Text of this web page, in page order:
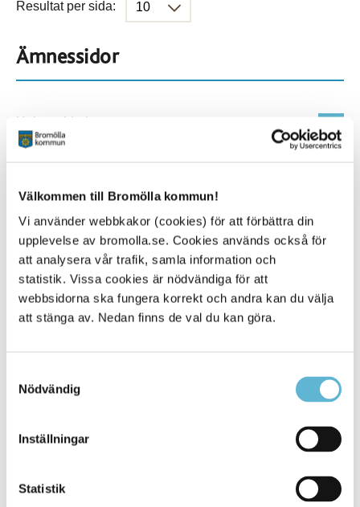
Välkommen till Bromölla kommun!
Vi använder webbkakor (cookies) för att förbättra din
upplevelse av bromolla.se. Cookies används också för
att analysera vår trafik, samla information och
statistik. Vissa cookies är nödvändiga för att
webbsidorna ska fungera korrekt och andra kan du välja
att stänga av. Nedan finns de val du kan göra.
Nödvändig
Inställningar
Statistik
Resultat per sida:
Ämnessidor
Hela webbplatsen
114
Alla platser
KONTAKT
Besöksadress